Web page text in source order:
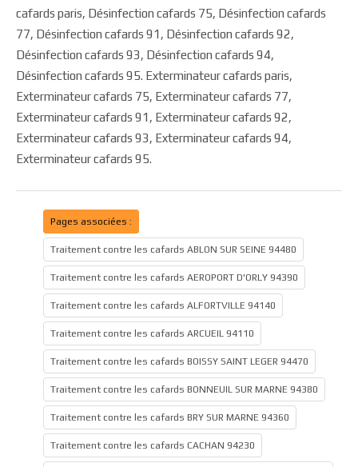
cafards paris, Désinfection cafards 75, Désinfection cafards
77, Désinfection cafards 91, Désinfection cafards 92,
Désinfection cafards 93, Désinfection cafards 94,
Désinfection cafards 95. Exterminateur cafards paris,
Exterminateur cafards 75, Exterminateur cafards 77,
Exterminateur cafards 91, Exterminateur cafards 92,
Exterminateur cafards 93, Exterminateur cafards 94,
Exterminateur cafards 95.
Pages associées :
Traitement contre les cafards ABLON SUR SEINE 94480
Traitement contre les cafards AEROPORT D'ORLY 94390
Traitement contre les cafards ALFORTVILLE 94140
Traitement contre les cafards ARCUEIL 94110
Traitement contre les cafards BOISSY SAINT LEGER 94470
Traitement contre les cafards BONNEUIL SUR MARNE 94380
Traitement contre les cafards BRY SUR MARNE 94360
Traitement contre les cafards CACHAN 94230